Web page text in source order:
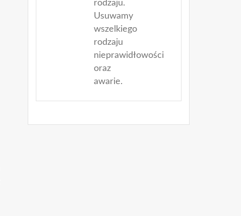
rodzaju.
Usuwamy
wszelkiego
rodzaju
nieprawidłowości
oraz
awarie.